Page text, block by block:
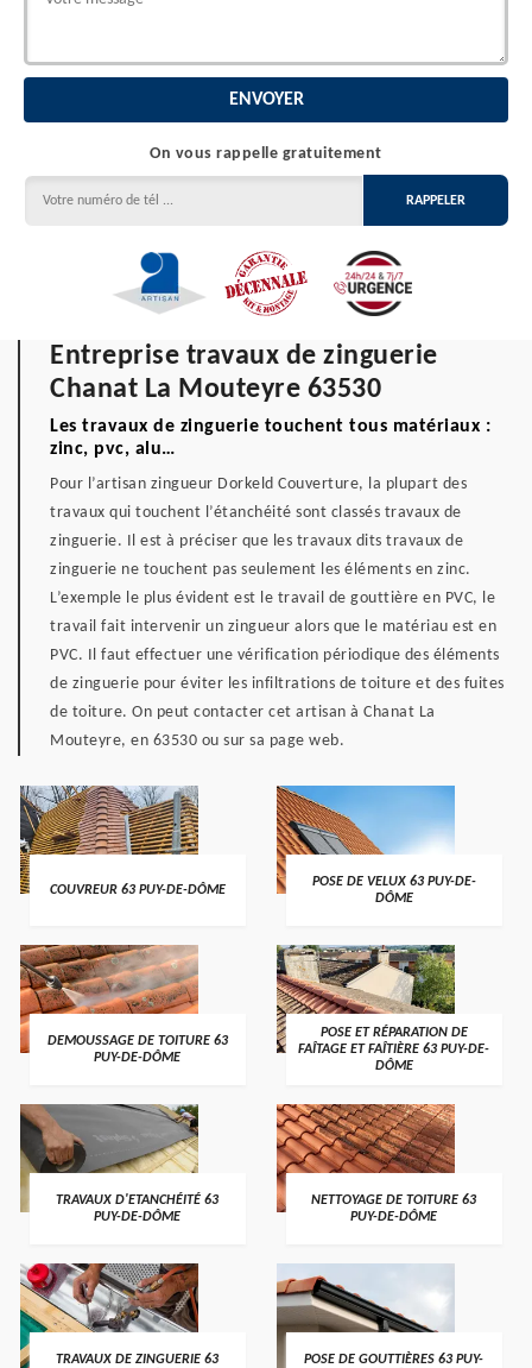
On vous rappelle gratuitement
Entreprise travaux de zinguerie
Chanat La Mouteyre 63530
Les travaux de zinguerie touchent tous matériaux :
zinc, pvc, alu…
Pour l’artisan zingueur Dorkeld Couverture, la plupart des
travaux qui touchent l’étanchéité sont classés travaux de
zinguerie. Il est à préciser que les travaux dits travaux de
zinguerie ne touchent pas seulement les éléments en zinc.
L’exemple le plus évident est le travail de gouttière en PVC, le
travail fait intervenir un zingueur alors que le matériau est en
PVC. Il faut effectuer une vérification périodique des éléments
de zinguerie pour éviter les infiltrations de toiture et des fuites
de toiture. On peut contacter cet artisan à Chanat La
Mouteyre, en 63530 ou sur sa page web.
COUVREUR 63 PUY-DE-DÔME
POSE DE VELUX 63 PUY-DE-
DÔME
DEMOUSSAGE DE TOITURE 63
PUY-DE-DÔME
POSE ET RÉPARATION DE
FAÎTAGE ET FAÎTIÈRE 63 PUY-DE-
DÔME
TRAVAUX D'ETANCHÉITÉ 63
PUY-DE-DÔME
NETTOYAGE DE TOITURE 63
PUY-DE-DÔME
TRAVAUX DE ZINGUERIE 63
POSE DE GOUTTIÈRES 63 PUY-